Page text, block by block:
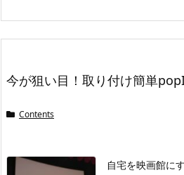
今が狙い目！取り付け簡単
Contents
自宅を映画館に